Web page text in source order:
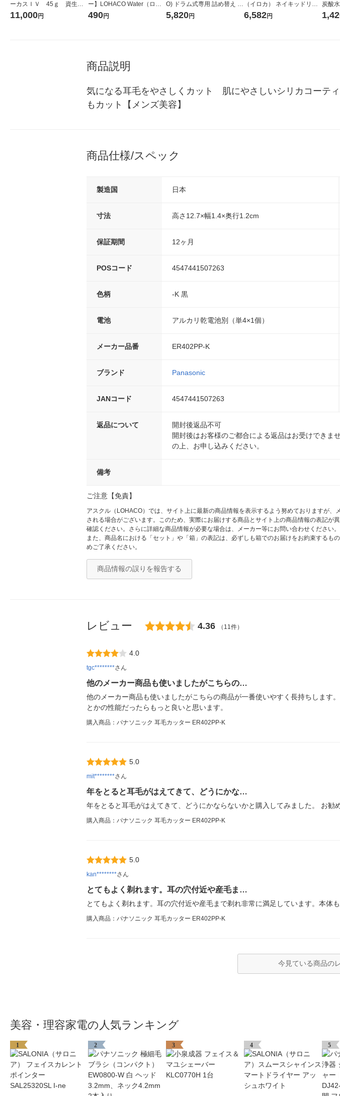
ーカスＩＶ 45ｇ 資生
堂 おまけ付き
11,000円
ー】LOHACO Water（ロハ
コウォーター）2L ラベルレ
490円
O) ドラム式専用 詰め替え メ
ガジャンボ 2300g 1セット
5,820円
（イロカ） ネイキッドリリ
ーの香り 柔軟剤 詰め替え 超
6,582円
炭酸
箱（
商品説明
気になる耳毛をやさしくカット　肌にやさしいシリカコーテ
もカット【メンズ美容】
商品仕様/スペック
製造国 日本
寸法 高さ12.7×幅1.4×奥行1.2cm
保証期間 12ヶ月
POSコード 4547441507263
色柄 -K 黒
電池 アルカリ乾電池別（単4×1個）
メーカー品番 ER402PP-K
ブランド Panasonic
JANコード 4547441507263
返品について
開封後返品不可
開封後はお客様のご都合による返品はお受けできま
の上、お申し込みください。
備考
ご注意【免責】
アスクル（LOHACO）では、サイト上に最新の商品情報を表示するよう努めておりますが
される場合がございます。このため、実際にお届けする商品とサイト上の商品情報の表記
確認ください。さらに詳細な商品情報が必要な場合は、メーカー等にお問い合わせください。
また、商品名における「セット」や「箱」の表記は、必ずしも箱でのお届けをお約束する
めご了承ください。
商品情報の誤りを報告する
レビュー 4.36 （11件）
4.0
tgc********さん
他のメーカー商品も使いましたがこちらの…
他のメーカー商品も使いましたがこちらの商品が一番使いやすく長持ちします
とかの性能だったらもっと良いと思います。
購入商品：パナソニック 耳毛カッター ER402PP-K
5.0
mit********さん
年をとると耳毛がはえてきて、どうにかな…
年をとると耳毛がはえてきて、どうにかならないかと購入してみました。 お勧
購入商品：パナソニック 耳毛カッター ER402PP-K
5.0
kan********さん
とてもよく剃れます。耳の穴付近や産毛ま…
とてもよく剃れます。耳の穴付近や産毛まで剃れ非常に満足しています。本体
購入商品：パナソニック 耳毛カッター ER402PP-K
今見ている商品の
美容・理容家電の人気ランキング
1 2 3 4 5